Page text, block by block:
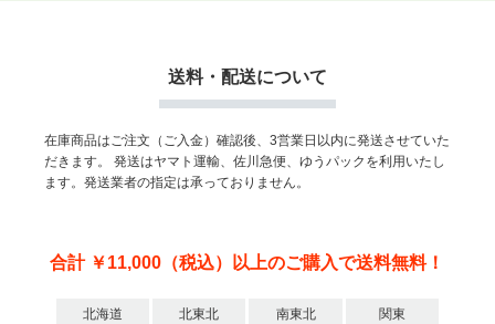
送料・配送について
在庫商品はご注文（ご入金）確認後、3営業日以内に発送させていた
だきます。
発送はヤマト運輸、佐川急便、ゆうパックを利用いたし
ます。発送業者の指定は承っておりません。
合計 ￥11,000（税込）以上のご購入で送料無料！
北海道 北東北 南東北 関東